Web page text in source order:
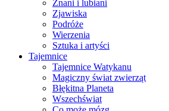
Znani i lubiani
Zjawiska
Podróże
Wierzenia
Sztuka i artyści
Tajemnice
Tajemnice Watykanu
Magiczny świat zwierząt
Błękitna Planeta
Wszechświat